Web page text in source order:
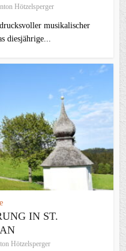
Hötzelsperger
musikalischer
diesjährige...
IN ST.
Hötzelsperger